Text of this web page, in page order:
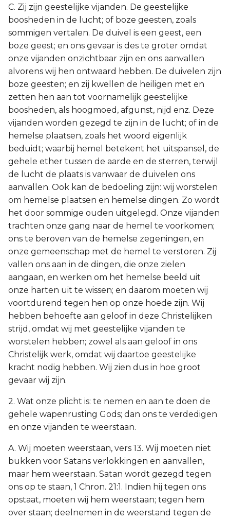
C. Zij zijn geestelijke vijanden. De geestelijke
boosheden in de lucht; of boze geesten, zoals
sommigen vertalen. De duivel is een geest, een
boze geest; en ons gevaar is des te groter omdat
onze vijanden onzichtbaar zijn en ons aanvallen
alvorens wij hen ontwaard hebben. De duivelen zijn
boze geesten; en zij kwellen de heiligen met en
zetten hen aan tot voornamelijk geestelijke
boosheden, als hoogmoed, afgunst, nijd enz. Deze
vijanden worden gezegd te zijn in de lucht; of in de
hemelse plaatsen, zoals het woord eigenlijk
beduidt; waarbij hemel betekent het uitspansel, de
gehele ether tussen de aarde en de sterren, terwijl
de lucht de plaats is vanwaar de duivelen ons
aanvallen. Ook kan de bedoeling zijn: wij worstelen
om hemelse plaatsen en hemelse dingen. Zo wordt
het door sommige ouden uitgelegd. Onze vijanden
trachten onze gang naar de hemel te voorkomen;
ons te beroven van de hemelse zegeningen, en
onze gemeenschap met de hemel te verstoren. Zij
vallen ons aan in de dingen, die onze zielen
aangaan, en werken om het hemelse beeld uit
onze harten uit te wissen; en daarom moeten wij
voortdurend tegen hen op onze hoede zijn. Wij
hebben behoefte aan geloof in deze Christelijken
strijd, omdat wij met geestelijke vijanden te
worstelen hebben; zowel als aan geloof in ons
Christelijk werk, omdat wij daartoe geestelijke
kracht nodig hebben. Wij zien dus in hoe groot
gevaar wij zijn.
2. Wat onze plicht is: te nemen en aan te doen de
gehele wapenrusting Gods; dan ons te verdedigen
en onze vijanden te weerstaan.
A. Wij moeten weerstaan, vers 13. Wij moeten niet
bukken voor Satans verlokkingen en aanvallen,
maar hem weerstaan. Satan wordt gezegd tegen
ons op te staan, 1 Chron. 21:1. Indien hij tegen ons
opstaat, moeten wij hem weerstaan; tegen hem
over staan; deelnemen in de weerstand tegen de